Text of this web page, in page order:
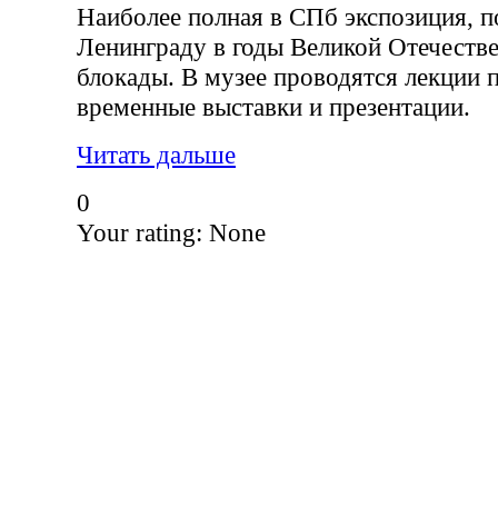
Наиболее полная в СПб экспозиция,
Ленинграду в годы Великой
блокады. В музее проводятся лекции
временные выставки и презентации.
Читать дальше
0
Your rating: None